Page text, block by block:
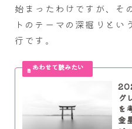
始まったわけですが、そ
トのテーマの深掘りとい
行です。
グ
を
金